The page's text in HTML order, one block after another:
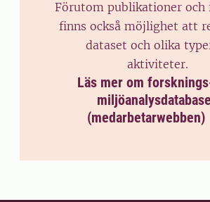
Förutom publikationer
finns också möjlighet att
dataset och olika
aktiviteter.
Läs mer om
(medarbetarwebben)